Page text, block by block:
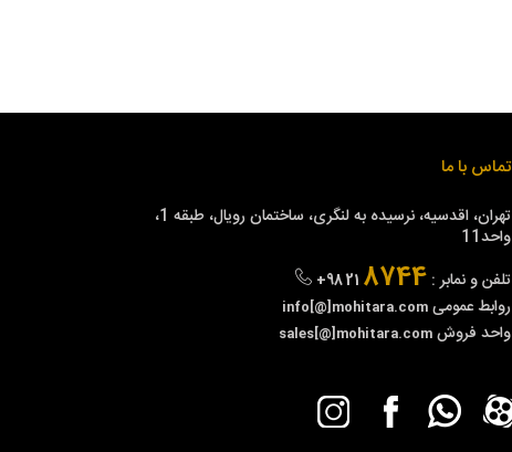
تماس با ما
تهران، اقدسیه، نرسیده به لنگری، ساختمان رویال، طبقه 1،
واحد11
تلفن و نمابر :
+98 21 8744
روابط عمومی info[@]mohitara.com
واحد فروش sales[@]mohitara.com